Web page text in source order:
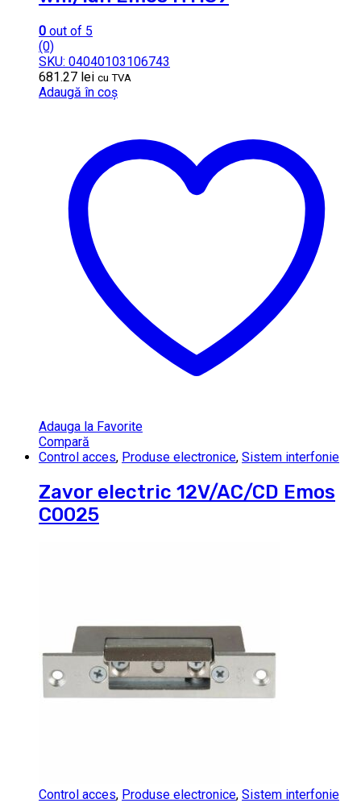
0 out of 5
(0)
SKU: 04040103106743
681.27 lei cu TVA
Adaugă în coș
Adauga la Favorite
Compară
Control acces, Produse electronice, Sistem interfonie
Zavor electric 12V/AC/CD Emos
C0025
Control acces, Produse electronice, Sistem interfonie